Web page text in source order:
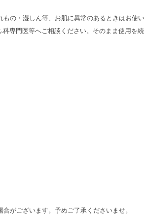
の・湿しん等、お肌に異常のあるときはお
専門医等へご相談ください。そのまま使用を
がございます。予めご了承くださいませ。